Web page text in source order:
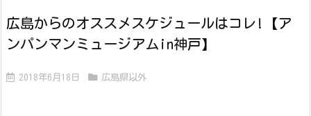
広島からのオススメスケジュールはコレ!【ア
ンパンマンミュージアムin神戸】
2018年6月18日 広島県以外